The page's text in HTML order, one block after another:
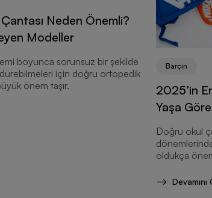
Neden Önemli?
Modeller
boyunca sorunsuz bir şekilde
için doğru ortopedik
önem taşır.
Barçın
2025’in
Yaşa
Doğru okul
oldukça
Devamını